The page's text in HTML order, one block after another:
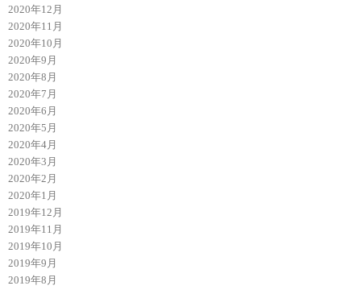
2020年12月
2020年11月
2020年10月
2020年9月
2020年8月
2020年7月
2020年6月
2020年5月
2020年4月
2020年3月
2020年2月
2020年1月
2019年12月
2019年11月
2019年10月
2019年9月
2019年8月